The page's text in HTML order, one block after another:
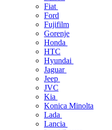
Fiat
Ford
Fujifilm
Gorenje
Honda
HTC
Hyundai
Jaguar
Jeep
JVC
Kia
Konica Minolta
Lada
Lancia